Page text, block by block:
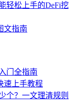
轻松上手的DeFi挖
文指南
门全指南
速上手教程
个？一文理清规则